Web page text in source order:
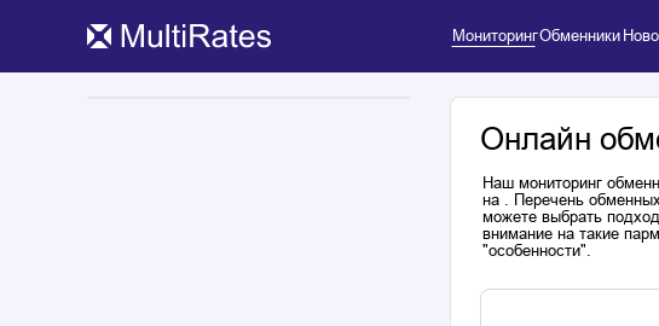
МониторингОбменники
Онлайн
Наш мониторинг
на . Перечень
можете выбрать
внимание на такие
"особенности".